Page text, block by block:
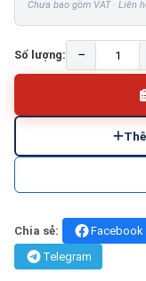
Chưa bao gồm VAT · Liên
Số lượng: −
Chia sẻ: Facebook
Telegram